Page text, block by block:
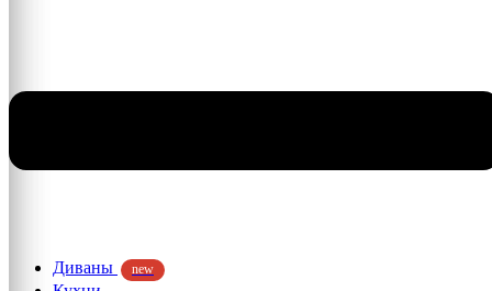
Диваны new